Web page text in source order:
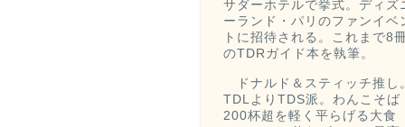
サダーホテルで挙式。ディズ
ーランド・パリのファンイベ
トに招待される。これまで8
のTDRガイド本を執筆。
ドナルド＆スティッチ推し
TDLよりTDS派。わんこそば
200杯超を軽く平らげる大食